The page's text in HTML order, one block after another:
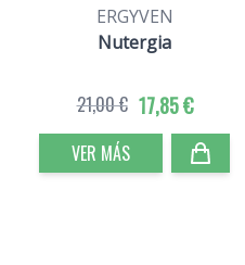
ERGYVEN
Nutergia
17,85 €
21,00 €
VER MÁS